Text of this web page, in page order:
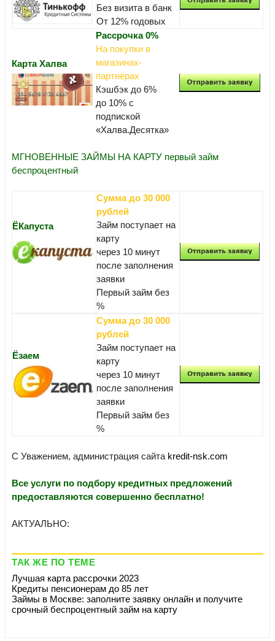
Без визита в банк
От 12% годовых
Карта Халва
Рассрочка 0%
На покупки в
магазинах-
партнёрах
Кэшбэк до 6%
до 10% с
подпиской
«Халва.Десятка»
МГНОВЕННЫЕ ЗАЙМЫ НА КАРТУ первый займ
беспроцентный
ЁКапуста
Сумма до 30 000
рублей
Займ поступает на
карту
через 10 минут
после заполнения
заявки
Первый займ без
%
Ёзаем
Сумма до 30 000
рублей
Займ поступает на
карту
через 10 минут
после заполнения
заявки
Первый займ без
%
С Уважением, администрация сайта kredit-nsk.com
Все услуги по подбору кредитных предложений
предоставляются совершенно бесплатно!
АКТУАЛЬНО:
ТАК ЖЕ ПО ТЕМЕ
Лучшая карта рассрочки 2023
Кредиты пенсионерам до 85 лет
Займы в Москве: заполните заявку онлайн и получите
срочный беспроцентный займ на карту